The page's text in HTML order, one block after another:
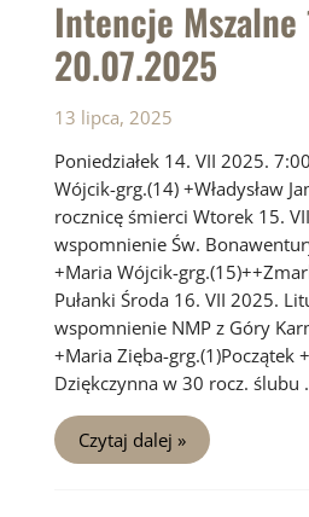
Intencje Mszalne
20.07.2025
13 lipca, 2025
Poniedziałek 14. VII 2025.
Wójcik-grg.(14) +Władysław
rocznicę śmierci Wtorek 15.
wspomnienie Św.
+Maria Wójcik-
Pułanki Środa 16. VII 2025.
wspomnienie NMP z Góry
+Maria Zięba-grg.(1)Początek
Dziękczynna w 30 rocz. ślubu
Intencje
Mszalne
14.07
Czytaj dalej »